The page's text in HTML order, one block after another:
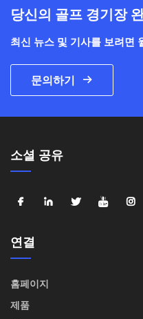
당신의 골프 경기장
최신 뉴스 및 기사를 보려면
문의하기
소셜 공유
연결
홈페이지
제품